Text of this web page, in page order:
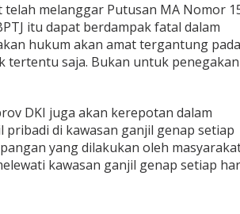
melanggar Putusan MA Nomor
itu dapat berdampak fatal dalam
hukum akan amat tergantung pada
saja. Bukan untuk penegakan
DKI juga akan kerepotan dalam
di kawasan ganjil genap setiap
yang dilakukan oleh
kawasan ganjil genap setiap